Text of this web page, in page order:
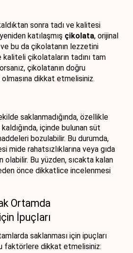
sonra tadı ve kalitesi
katılaşmış çikolata, orijinal
ve bu da çikolatanın lezzetini
çikolataların tadını tam
çikolatanın doğru
dikkat etmelisiniz.
saklanmadığında, özellikle
içinde bulunan süt
bozulabilir. Bu durumda,
mide rahatsızlıklarına veya gıda
olabilir. Bu yüzden, sıcakta kalan
önce dikkatlice incelenmesi
Ortamda
İpuçları
saklanması için ipuçları
faktörlere dikkat etmelisiniz: